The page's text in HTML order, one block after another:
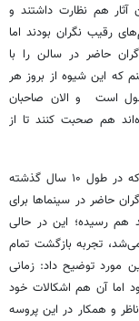
آثار هم نظارت داشتند و
رقیب نگران بودند اما
حاضر در سالن را با
که این شیوه از بروز هر
است و الان صاحبان
هم صحبت کنند تا از
آشتیانی‌پور در بخشی دیگر از این گفت‌وگو اشاره کرد که در طول ۱۰ سال گذشته
حاضر در سینماها برای
کم شده و امسال به زیر ۵۰ درصد هم رسیده؛ این در حالی
تجربه بازگشت تمام
مورد توضیح داد: زمانی
اما آن هم اشکالات خود
و همکار در این پروسه